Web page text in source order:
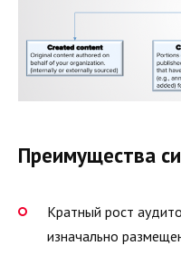
Преимущества
Кратный рост
изначально